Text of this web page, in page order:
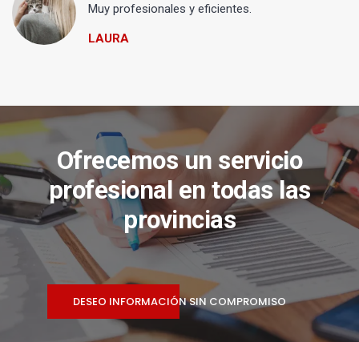
Muy profesionales y eficientes.
LAURA
Ofrecemos un servicio
profesional en todas las
provincias
DESEO INFORMACIÓN SIN COMPROMISO